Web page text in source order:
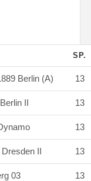
SP.
Berlin (A) 13
II 13
13
II 13
03 13